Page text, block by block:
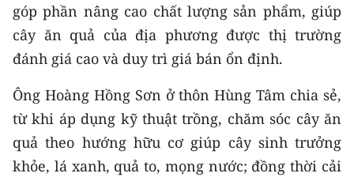
CÁC CHUYÊN TRANG
VỀ BÁO NHÂN DÂN
THỜI NAY
NHÂN DÂN CUỐI TUẦN
góp phần nâng cao chất lượng sản phẩm, giúp
cây ăn quả của địa phương được thị trường
đánh giá cao và duy trì giá bán ổn định.
Ông Hoàng Hồng Sơn ở thôn Hùng Tâm chia sẻ,
từ khi áp dụng kỹ thuật trồng, chăm sóc cây ăn
quả theo hướng hữu cơ giúp cây sinh trưởng
khỏe, lá xanh, quả to, mọng nước; đồng thời cải